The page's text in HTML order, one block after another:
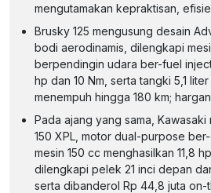
mengutamakan kepraktisan,
Brusky 125 mengusung desain
bodi aerodinamis, dilengkapi
berpendingin udara ber-fuel
hp dan 10 Nm, serta tangki 5,1
menempuh hingga 180 km;
Pada ajang yang sama,
150 XPL, motor dual-purpose
mesin 150 cc menghasilkan 11,8 hp
dilengkapi pelek 21 inci depan
serta dibanderol Rp 44,8 juta on-